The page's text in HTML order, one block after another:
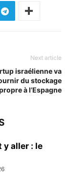
Next article
israélienne va
du stockage
à l’Espagne
y aller : le